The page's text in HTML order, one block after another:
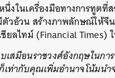
ในเครื่องมือทางการทูตที่
วอ้วน สร้างภาพลักษณ์ให้จี
ลไทม์ (Financial Times)
สมือนราชวงศ์อังกฤษในก
ท่ากับคุณเพิ่มอำนาจโน้มน